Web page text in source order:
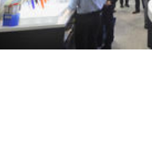
核的労働要求事項に関する方